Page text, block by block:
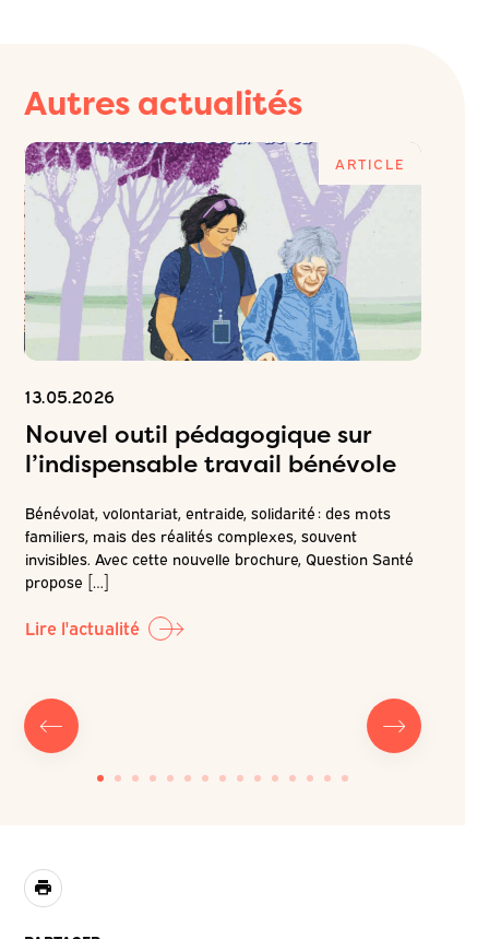
Autres actualités
ARTICLE
13.05.2026
Nouvel outil pédagogique sur
l’indispensable travail bénévole
Bénévolat, volontariat, entraide, solidarité : des mots
familiers, mais des réalités complexes, souvent
invisibles. Avec cette nouvelle brochure, Question Santé
propose […]
Lire l'actualité